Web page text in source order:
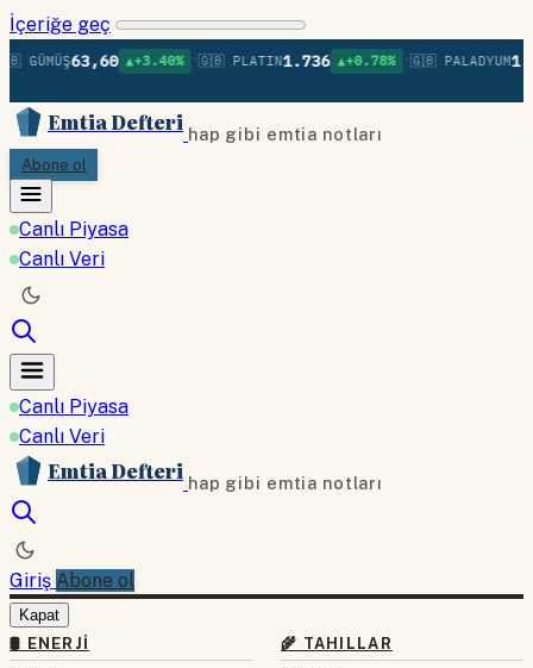
İçeriğe geç
63,60 ▲+3.40% •🇬🇧 PLATIN1.736 ▲+0.78% •🇬🇧 PALADYUM
Emtia Defteri hap gibi emtia notları
Abone ol
Canlı Piyasa
Canlı Veri
Canlı Piyasa
Canlı Veri
Emtia Defteri hap gibi emtia notları
Giriş Abone ol
Kapat
🛢 ENERJI
🌾 TAHILLAR